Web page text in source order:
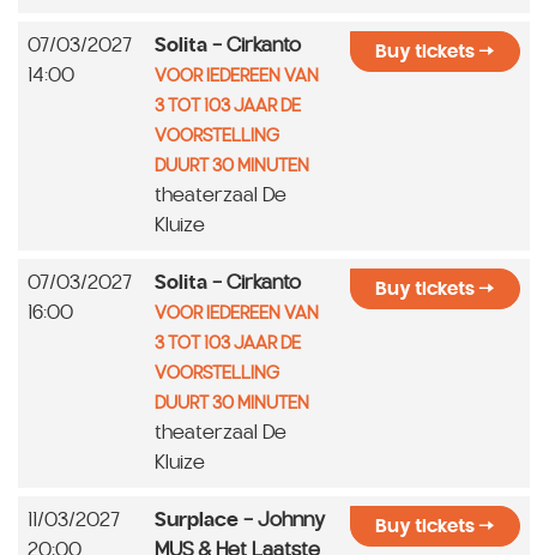
07/03/2027
14:00
Solita - Cirkanto
VOOR IEDEREEN VAN
3 TOT 103 JAAR DE
VOORSTELLING
DUURT 30 MINUTEN
theaterzaal De
Kluize
Buy tickets
07/03/2027
16:00
Solita - Cirkanto
VOOR IEDEREEN VAN
3 TOT 103 JAAR DE
VOORSTELLING
DUURT 30 MINUTEN
theaterzaal De
Kluize
Buy tickets
11/03/2027
20:00
Surplace - Johnny
MUS & Het Laatste
Buy tickets